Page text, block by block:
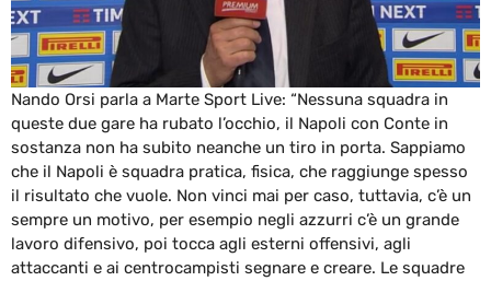
Nando Orsi parla a Marte Sport Live: “Nessuna squadra in
queste due gare ha rubato l’occhio, il Napoli con Conte in
sostanza non ha subito neanche un tiro in porta. Sappiamo
che il Napoli è squadra pratica, fisica, che raggiunge spesso
il risultato che vuole. Non vinci mai per caso, tuttavia, c’è un
sempre un motivo, per esempio negli azzurri c’è un grande
lavoro difensivo, poi tocca agli esterni offensivi, agli
attaccanti e ai centrocampisti segnare e creare. Le squadre